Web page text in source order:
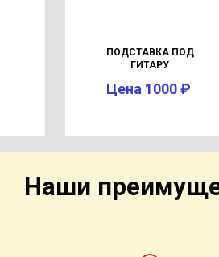
ПОДСТАВКА ПОД
ГИТАРУ
Цена 1000 ₽
Наши